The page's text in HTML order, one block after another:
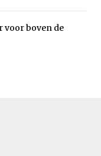
voor boven de